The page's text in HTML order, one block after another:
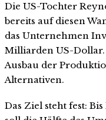
Die US-Tochter
bereits auf diesen
das Unternehmen
Milliarden US-Dollar.
Ausbau der
Alternativen.
Das Ziel steht fest: